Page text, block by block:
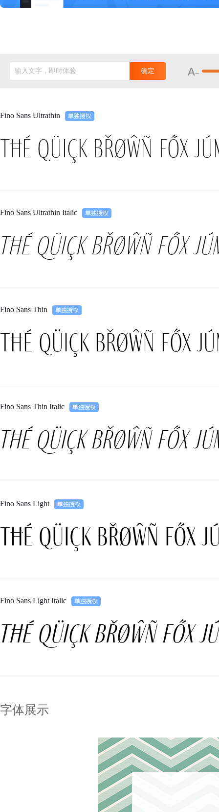
输入文字，即时体验 确定
Fino Sans Ultrathin
Tħé qüiçk břøŵñ főx
Fino Sans Ultrathin Italic
Tħé qüiçk břøŵñ főx
Fino Sans Thin
Tħé qüiçk břøŵñ főx
Fino Sans Thin Italic
Tħé qüiçk břøŵñ főx
Fino Sans Light
Tħé qüiçk břøŵñ főx
Fino Sans Light Italic
Tħé qüiçk břøŵñ főx
字体展示